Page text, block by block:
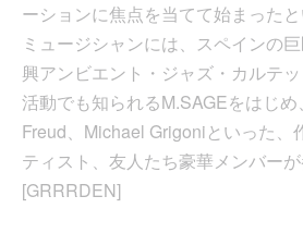
ーションに焦点を当てて始まった
ミュージシャンには、スペインの
興アンビエント・ジャズ・カルテ
活動でも知られるM.SAGEをはじ
Freud、Michael Grigoniといった、
ティスト、友人たち豪華メンバーが
[GRRRDEN]